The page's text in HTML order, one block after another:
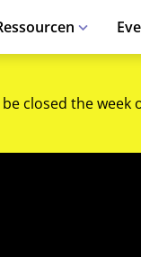
closed the